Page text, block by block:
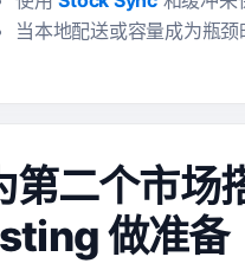
当本地配送或容量成为瓶颈
第二个市场
做准备